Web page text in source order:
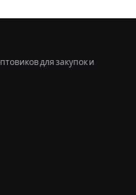
для закупок и